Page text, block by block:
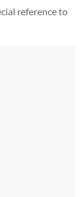
reference to